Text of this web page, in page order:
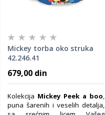
Mickey torba oko struka
42.246.41
679,00 din
Kolekcija Mickey Peek a boo,
puna šarenih i veselih detalja,